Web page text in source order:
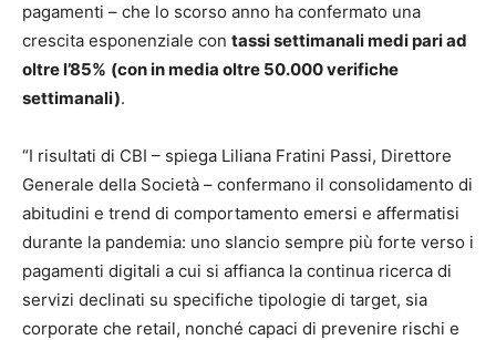
pagamenti – che lo scorso anno ha confermato una
crescita esponenziale con tassi settimanali medi pari ad
oltre l’85% (con in media oltre 50.000 verifiche
settimanali).
“I risultati di CBI – spiega Liliana Fratini Passi, Direttore
Generale della Società – confermano il consolidamento di
abitudini e trend di comportamento emersi e affermatisi
durante la pandemia: uno slancio sempre più forte verso i
pagamenti digitali a cui si affianca la continua ricerca di
servizi declinati su specifiche tipologie di target, sia
corporate che retail, nonché capaci di prevenire rischi e